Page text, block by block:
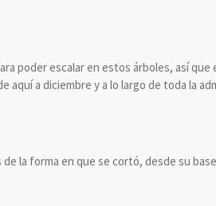
poder escalar en estos árboles, así que
a diciembre y a lo largo de toda la
la forma en que se cortó, desde su